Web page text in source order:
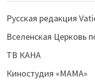
Русская редакция
Вселенская Церковь
ТВ КАНА
Киностудия «МАМА»